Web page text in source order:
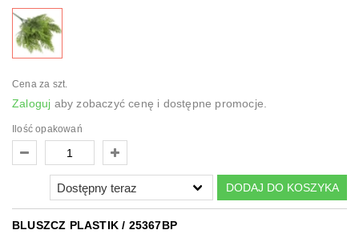
Cena za szt.
Zaloguj aby zobaczyć cenę i dostępne promocje.
Ilość opakowań
DODAJ DO KOSZYKA
BLUSZCZ PLASTIK / 25367BP